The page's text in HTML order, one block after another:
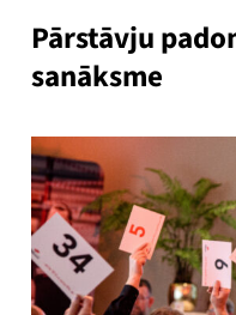
Pārstāvju
sanāksme